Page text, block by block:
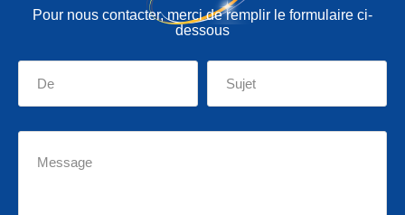
Pour nous contacter, merci de remplir le formulaire ci-
dessous